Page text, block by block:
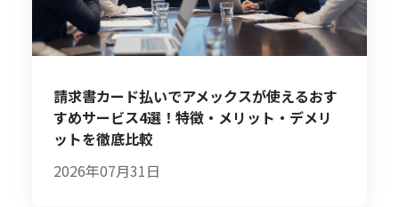
請求書カード払いでアメックスが使えるおす
すめサービス4選！特徴・メリット・デメリ
ットを徹底比較
2026年07月31日